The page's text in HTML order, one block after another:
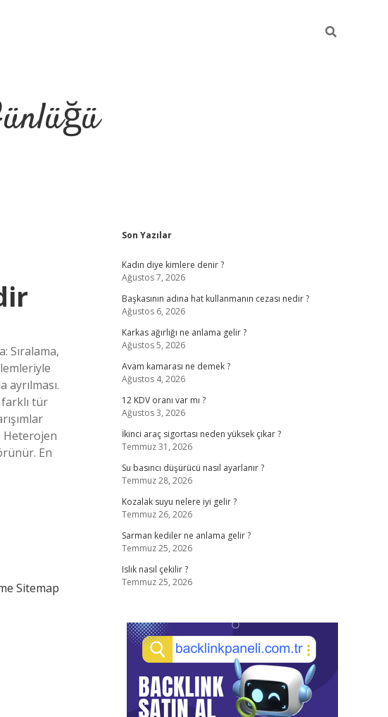
Sıralama,
ayrılması.
farklı tür
Heterojen
En
Sitemap
Sidebar
Son Yazılar
Kadın diye kimlere denir ?
Ağustos 7, 2026
Başkasının adına hat kullanmanın cezası nedir ?
Ağustos 6, 2026
Karkas ağırlığı ne anlama gelir ?
Ağustos 5, 2026
Avam kamarası ne demek ?
Ağustos 4, 2026
12 KDV oranı var mı ?
Ağustos 3, 2026
İkinci araç sigortası neden yüksek çıkar ?
Temmuz 31, 2026
Su basıncı düşürücü nasıl ayarlanır ?
Temmuz 28, 2026
Kozalak suyu nelere iyi gelir ?
Temmuz 26, 2026
Sarman kediler ne anlama gelir ?
Temmuz 25, 2026
Islık nasıl çekilir ?
Temmuz 25, 2026